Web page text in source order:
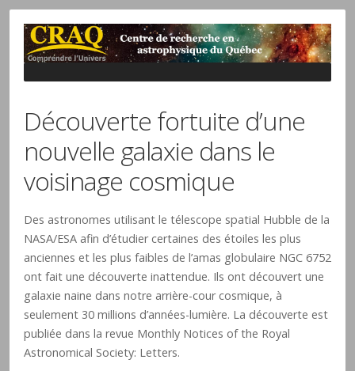
Découverte fortuite d’une
nouvelle galaxie dans le
voisinage cosmique
Des astronomes utilisant le télescope spatial Hubble de la
NASA/ESA afin d’étudier certaines des étoiles les plus
anciennes et les plus faibles de l’amas globulaire NGC 6752
ont fait une découverte inattendue. Ils ont découvert une
galaxie naine dans notre arrière-cour cosmique, à
seulement 30 millions d’années-lumière. La découverte est
publiée dans la revue Monthly Notices of the Royal
Astronomical Society: Letters.